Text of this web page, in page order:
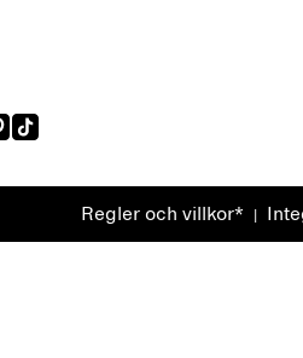
Regler och villkor*